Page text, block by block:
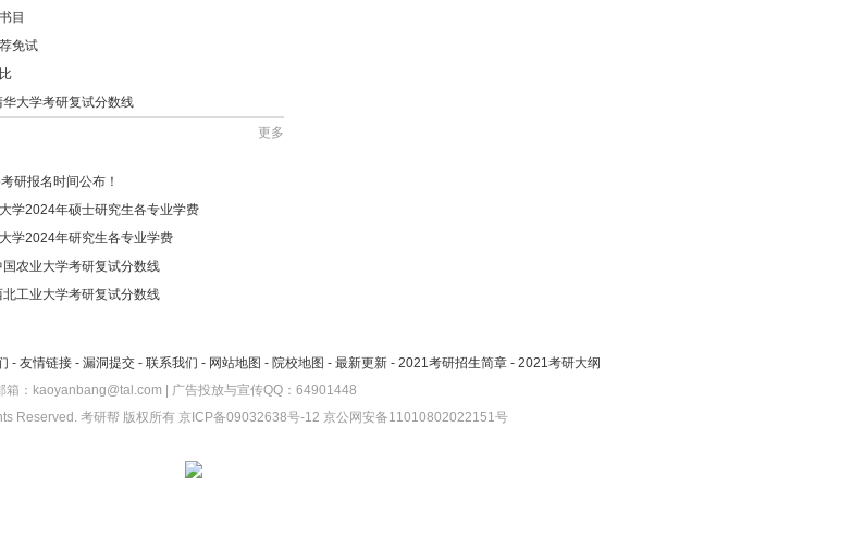
目
免试
大学考研复试分数线
更多
研报名时间公布！
学2024年硕士研究生各专业学费
学2024年研究生各专业学费
农业大学考研复试分数线
工业大学考研复试分数线
- 友情链接 - 漏洞提交 - 联系我们 - 网站地图 - 院校地图 - 最新更新 - 2021考研招生简章 - 2021考研大纲
箱：kaoyanbang@tal.com | 广告投放与宣传QQ：64901448
Reserved. 考研帮 版权所有 京ICP备09032638号-12 京公网安备11010802022151号